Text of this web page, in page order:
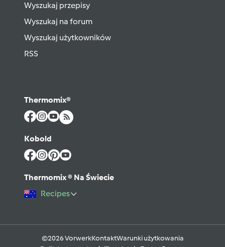
Wyszukaj przepisy
Wyszukaj na forum
Wyszukaj użytkowników
RSS
Thermomix®
Kobold
Thermomix ® Na Świecie
Recipes
©2026 VorwerkKontaktWarunki użytkowania